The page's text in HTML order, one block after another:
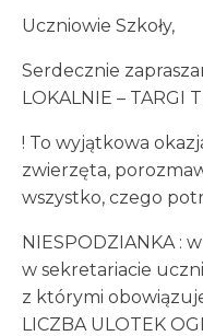
Uczniowie Szkoły,
Serdecznie
LOKALNIE – TARGI
! To wyjątkowa
zwierzęta,
wszystko, czego
NIESPODZIANKA :
w sekretariacie
z którymi
LICZBA ULOTEK